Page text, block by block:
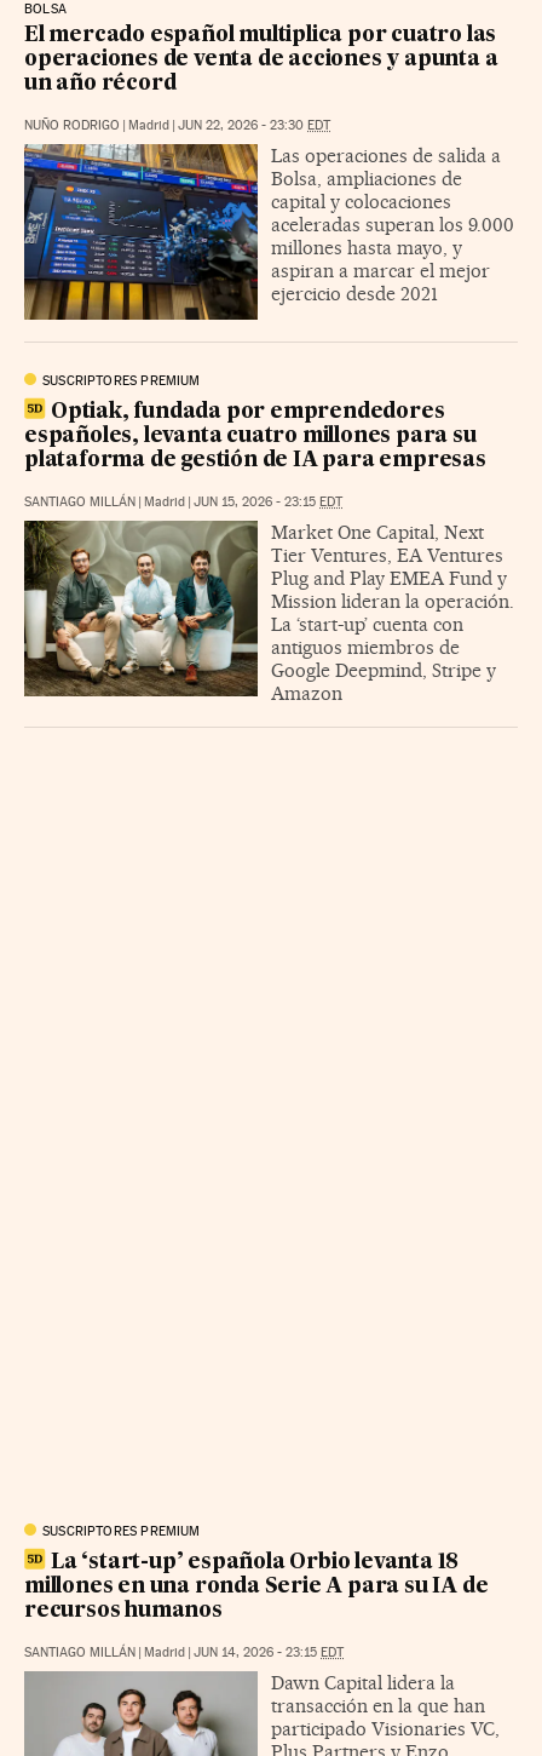
BOLSA
El mercado español multiplica por cuatro las
operaciones de venta de acciones y apunta a
un año récord
NUÑO RODRIGO Madrid JUN 22, 2026 - 23:30 EDT
Las operaciones de salida a
Bolsa, ampliaciones de
capital y colocaciones
aceleradas superan los 9.000
millones hasta mayo, y
aspiran a marcar el mejor
ejercicio desde 2021
SUSCRIPTORES PREMIUM
Optiak, fundada por emprendedores
españoles, levanta cuatro millones para su
plataforma de gestión de IA para empresas
SANTIAGO MILLÁN Madrid JUN 15, 2026 - 23:15 EDT
Market One Capital, Next
Tier Ventures, EA Ventures
Plug and Play EMEA Fund y
Mission lideran la operación.
La ‘start-up’ cuenta con
antiguos miembros de
Google Deepmind, Stripe y
Amazon
SUSCRIPTORES PREMIUM
La ‘start-up’ española Orbio levanta 18
millones en una ronda Serie A para su IA de
recursos humanos
SANTIAGO MILLÁN Madrid JUN 14, 2026 - 23:15 EDT
Dawn Capital lidera la
transacción en la que han
participado Visionaries VC,